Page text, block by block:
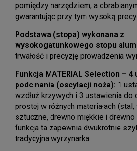
pomiędzy narzędziem, a
gwarantując przy tym wysoką
Podstawa (stopa) wykonana z
wysokogatunkowego stopu
trwałość i precyzję prowadzenia
Funkcja MATERIAL Selection – 4
podcinania (oscylacji noża): 1
wzdłuż krzywych i 3 ustawienia do
prostej w różnych materiałach
sztuczne, drewno miękkie i drewno
funkcja ta zapewnia dwukrotnie
tradycyjna wyrzynarka.